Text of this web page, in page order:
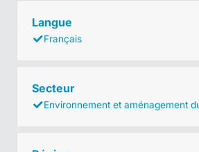
Langue
Français
Secteur
Environnement et aménagement